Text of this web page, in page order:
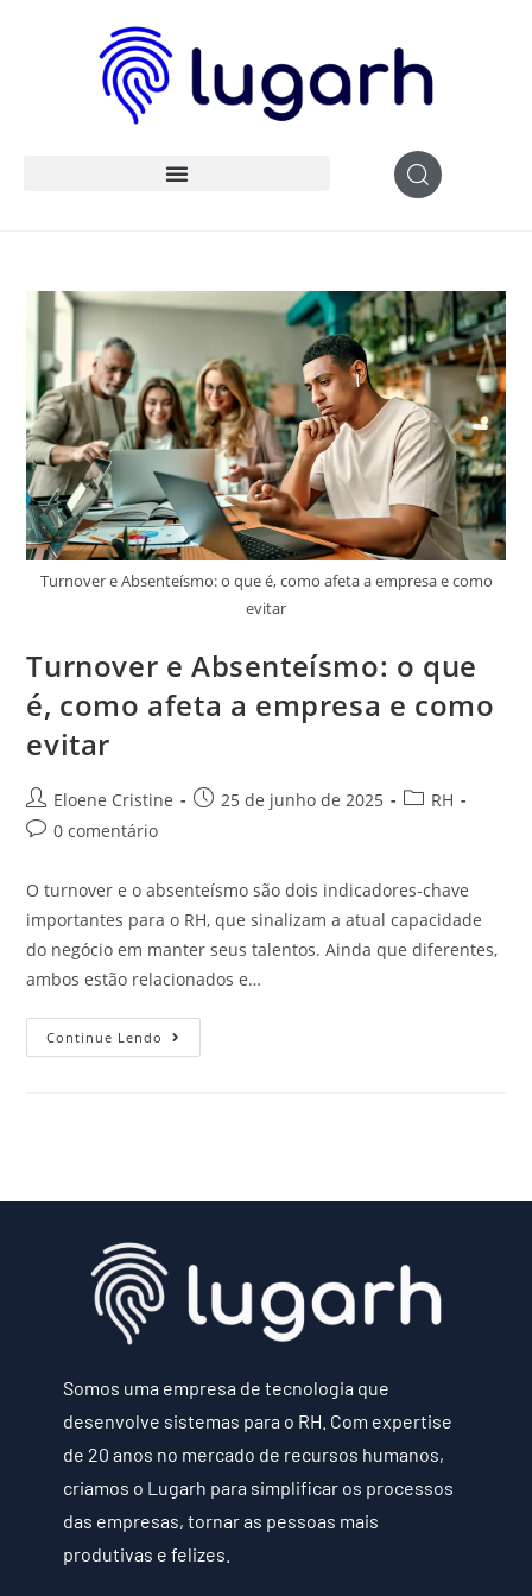
Turnover e Absenteísmo: o que é, como afeta a empresa e como
evitar
Turnover e Absenteísmo: o que
é, como afeta a empresa e como
evitar
Eloene Cristine 25 de junho de 2025
RH
0 comentário
O turnover e o absenteísmo são dois indicadores-chave
importantes para o RH, que sinalizam a atual capacidade
do negócio em manter seus talentos. Ainda que diferentes,
ambos estão relacionados e…
Continue Lendo
Somos uma empresa de tecnologia que
desenvolve sistemas para o RH. Com expertise
de 20 anos no mercado de recursos humanos,
criamos o Lugarh para simplificar os processos
das empresas, tornar as pessoas mais
produtivas e felizes.